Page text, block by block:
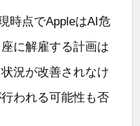
時点でAppleはAI危
に解雇する計画は
況が改善されなけ
われる可能性も否